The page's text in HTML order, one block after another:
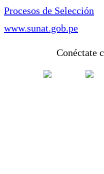
Procesos de Selección
www.sunat.gob.pe
Conéctate